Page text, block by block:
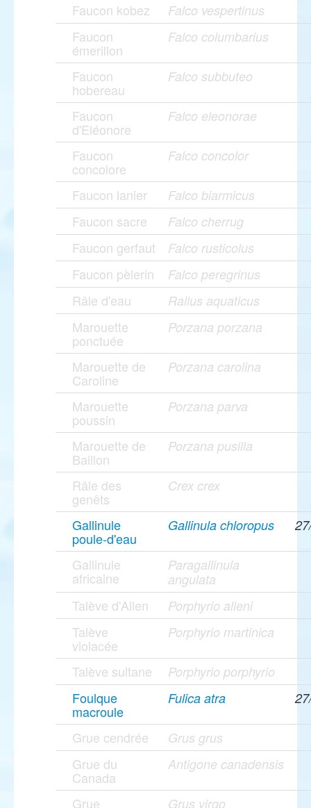
Faucon kobez Falco vespertinus
Faucon
émerillon
Falco columbarius
Faucon
hobereau
Falco subbuteo
Faucon
d'Eléonore
Falco eleonorae
Faucon
concolore
Falco concolor
Faucon lanier Falco biarmicus
Faucon sacre Falco cherrug
Faucon gerfaut Falco rusticolus
Faucon pèlerin Falco peregrinus
Râle d'eau Rallus aquaticus
Marouette
ponctuée
Porzana porzana
Marouette de
Caroline
Porzana carolina
Marouette
poussin
Porzana parva
Marouette de
Baillon
Porzana pusilla
Râle des
genêts
Crex crex
Gallinule
poule-d'eau
Gallinula chloropus
Gallinule
africaine
Paragallinula
angulata
Talève d'Allen Porphyrio alleni
Talève
violacée
Porphyrio martinica
Talève sultane Porphyrio porphyrio
Foulque
macroule
Fulica atra
Grue cendrée Grus grus
Grue du
Canada
Antigone canadensis
Grue Grus virgo